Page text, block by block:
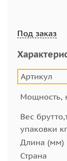
Под заказ
Артикул
Мощность,
Вес
упаковки кг
Длина (мм)
Страна